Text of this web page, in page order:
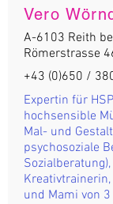
Vero
A-6103 Reith
Römerstrasse
+43 (0)650 /
Expertin für
hochsensible
Mal- und
psychosoziale
Sozialberatung),
und Mami von